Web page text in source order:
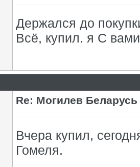
Держался до
Всё, купил. я С
Re: Могилев Беларусь
Вчера купил,
Гомеля.